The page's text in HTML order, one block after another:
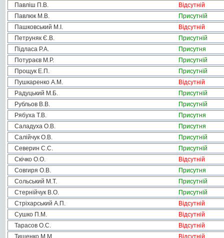
Павліш П.В.
Відсутній
Павлюк М.В.
Присутній
Пашковський М.І.
Відсутній
Петруняк Є.В.
Присутній
Підласа Р.А.
Присутня
Потураєв М.Р.
Присутній
Прощук Е.П.
Присутній
Пушкаренко А.М.
Відсутній
Радуцький М.Б.
Присутній
Рубльов В.В.
Присутній
Рябуха Т.В.
Присутня
Саладуха О.В.
Присутня
Салійчук О.В.
Присутній
Северин С.С.
Присутній
Скічко О.О.
Відсутній
Совгиря О.В.
Присутня
Сольський М.Т.
Присутній
Стернійчук В.О.
Присутній
Стріхарський А.П.
Відсутній
Сушко П.М.
Відсутній
Тарасов О.С.
Відсутній
Тищенко М.М.
Відсутній